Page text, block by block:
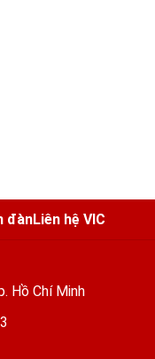
đànLiên hệ VIC
Hồ Chí Minh